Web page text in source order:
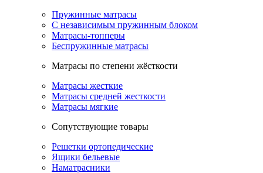
Пружинные матрасы
С независимым пружинным блоком
Матрасы-топперы
Беспружинные матрасы
Матрасы по степени жёсткости
Матрасы жесткие
Матрасы средней жесткости
Матрасы мягкие
Сопутствующие товары
Решетки ортопедические
Ящики бельевые
Наматрасники